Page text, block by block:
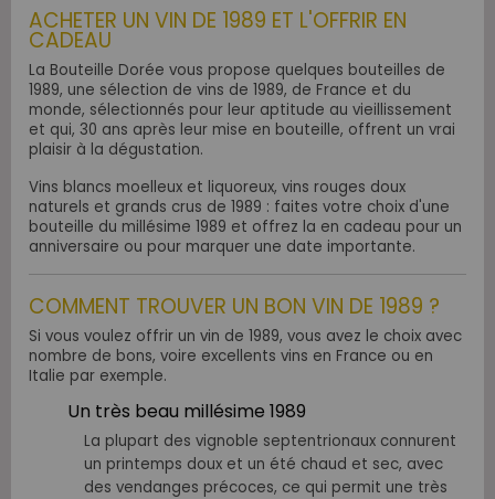
ACHETER UN VIN DE 1989 ET L'OFFRIR EN
CADEAU
La Bouteille Dorée vous propose quelques bouteilles de
1989, une sélection de vins de 1989, de France et du
monde, sélectionnés pour leur aptitude au vieillissement
et qui, 30 ans après leur mise en bouteille, offrent un vrai
plaisir à la dégustation.
Vins blancs moelleux et liquoreux, vins rouges doux
naturels et grands crus de 1989 : faites votre choix d'une
bouteille du millésime 1989 et offrez la en cadeau pour un
anniversaire ou pour marquer une date importante.
COMMENT TROUVER UN BON VIN DE 1989 ?
Si vous voulez offrir un vin de 1989, vous avez le choix avec
nombre de bons, voire excellents vins en France ou en
Italie par exemple.
Un très beau millésime 1989
La plupart des vignoble septentrionaux connurent
un printemps doux et un été chaud et sec, avec
des vendanges précoces, ce qui permit une très